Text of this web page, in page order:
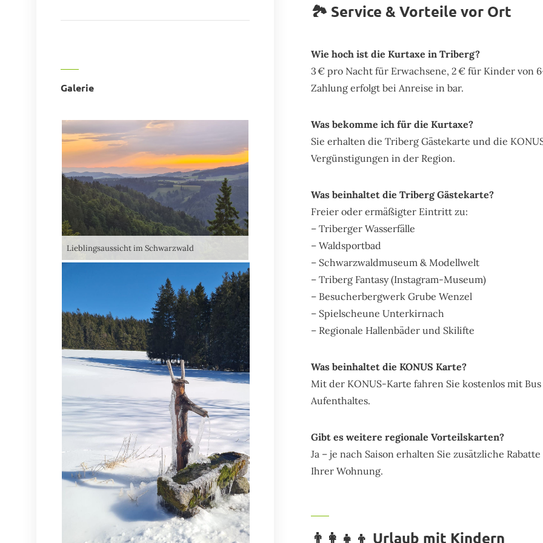
🏞️ Service & Vorteile vor Ort
Wie hoch ist die Kurtaxe in Triberg?
3 € pro Nacht für Erwachsene, 2 € für Kinder von
Zahlung erfolgt bei Anreise in bar.
Was bekomme ich für die Kurtaxe?
Sie erhalten die Triberg Gästekarte und die
Vergünstigungen in der Region.
Was beinhaltet die Triberg Gästekarte?
Freier oder ermäßigter Eintritt zu:
– Triberger Wasserfälle
– Waldsportbad
– Schwarzwaldmuseum & Modellwelt
– Triberg Fantasy (Instagram-Museum)
– Besucherbergwerk Grube Wenzel
– Spielscheune Unterkirnach
– Regionale Hallenbäder und Skilifte
Was beinhaltet die KONUS Karte?
Mit der KONUS-Karte fahren Sie kostenlos mit
Aufenthaltes.
Gibt es weitere regionale Vorteilskarten?
Ja – je nach Saison erhalten Sie zusätzliche
Ihrer Wohnung.
👨‍👩‍👧‍👦 Urlaub mit Kindern
Galerie
Lieblingsaussicht im Schwarzwald Besuch vor dem Wohnzimmer-Fenster Spaziergang zum Blindensee